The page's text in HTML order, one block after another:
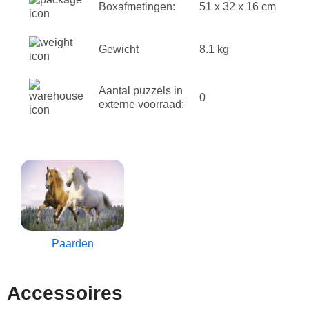
Boxafmetingen: 51 x 32 x 16 cm
Gewicht 8.1 kg
Aantal puzzels in
externe voorraad:
0
Paarden
Accessoires